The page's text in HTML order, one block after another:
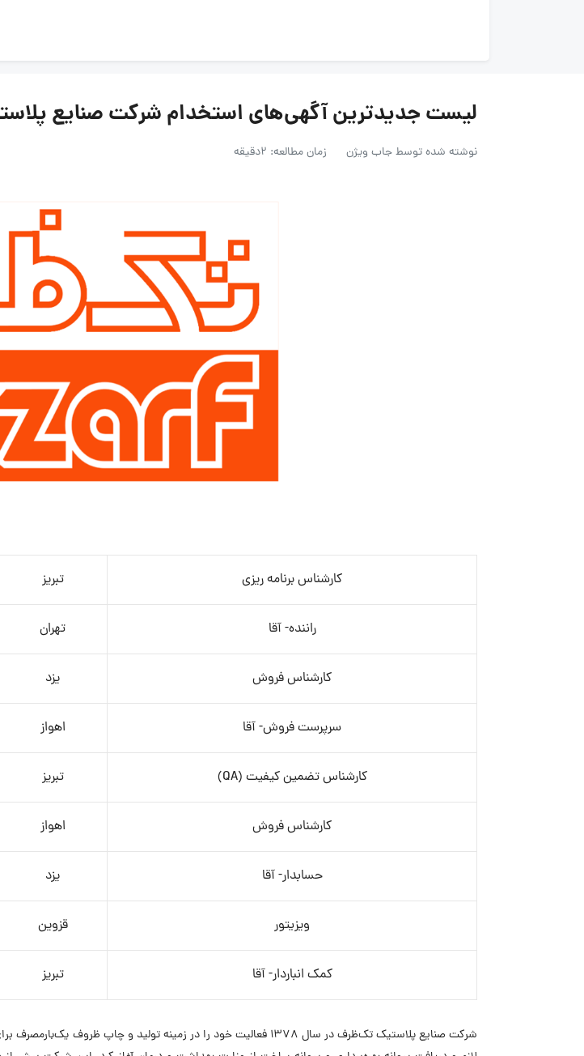
لیست جدیدترین آگهی‌های استخدام شرکت صنایع پلاستیک تک
نوشته شده توسطجاب ویژن زمان مطالعه: 2دقیقه
کارشناس برنامه ریزی تبریز
راننده- آقا تهران
کارشناس فروش یزد
سرپرست فروش- آقا اهواز
کارشناس تضمین کیفیت (QA) تبریز
کارشناس فروش اهواز
حسابدار- آقا یزد
ویزیتور قزوین
کمک انباردار- آقا تبریز
شرکت صنایع پلاستیک تک‌ظرف در سال 1378 فعالیت خود را در زمینه تولید